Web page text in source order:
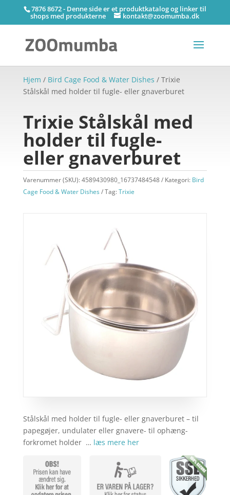
7876 8672 - Denne side er et produktkatalog og linker til
shops med produkterne kontakt@zoomumba.dk
Hjem / Bird Cage Food & Water Dishes / Trixie
Stålskål med holder til fugle- eller gnaverburet
Trixie Stålskål med
holder til fugle-
eller gnaverburet
Varenummer (SKU):4589430980_16737484548 Kategori: Bird
Cage Food & Water Dishes
Tag:Trixie
Stålskål med holder til fugle- eller gnaverburet – til
papegøjer, undulater eller gnavere- til ophæng-
forkromet holder … læs mere her